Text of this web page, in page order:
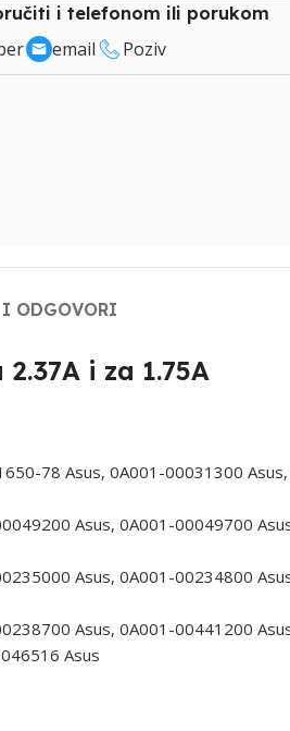
i telefonom ili porukom
email Poziv
ODGOVORI
i za 1.75A
78 Asus, 0A001-00031300
Asus, 0A001-00049700
Asus, 0A001-00234800
Asus, 0A001-00441200
Asus